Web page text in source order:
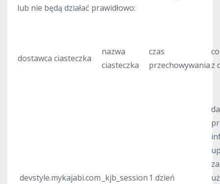
lub nie będą działać prawidłowo:
dostawca ciasteczka
nazwa
ciasteczka
czas
przechowywaniaz
devstyle.mykajabi.com _kjb_session 1 dzień